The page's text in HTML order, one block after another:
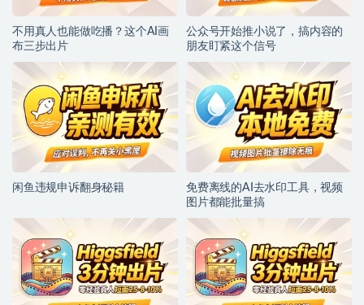
不用真人也能做吃播？这个AI画
布三步出片
公众号开始推小说了，搞内容的
朋友盯紧这个信号
闲鱼违规申诉翻身秘籍
免费离线的AI去水印工具，视频
图片都能批量搞